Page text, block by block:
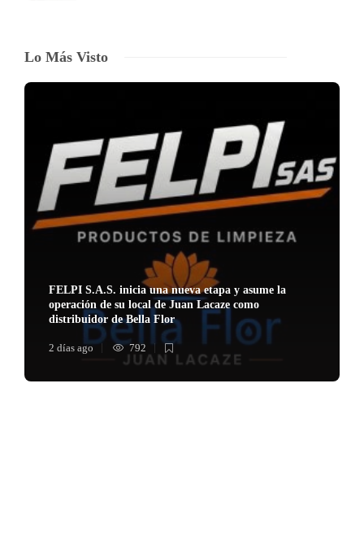
Lo Más Visto
FELPI S.A.S. inicia una nueva etapa y asume la
operación de su local de Juan Lacaze como
distribuidor de Bella Flor
2 días ago 792